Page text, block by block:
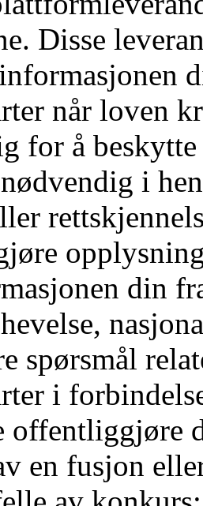
Disse
når loven
for å
i
din
spørsmål
i
offentliggjøre
en fusjon